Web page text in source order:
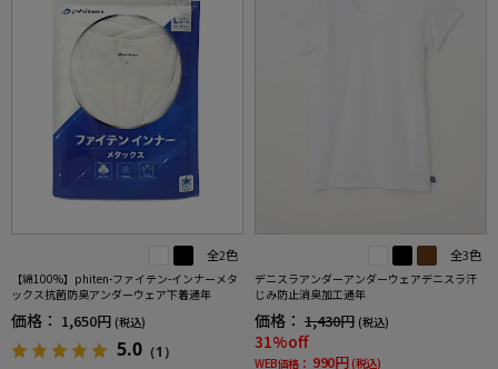
全2色
【綿100%】phiten-ファイテン-インナーメタ
ックス抗菌防臭アンダーウェア下着通年
価格： 1,650円 (税込)
5.0 （1）
全3色
デニスラアンダーアンダーウェアデニスラ汗
じみ防止消臭加工通年
価格： 1,430円 (税込)
31%off
WEB価格： 990円 (税込)